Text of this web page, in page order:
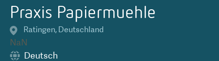
Praxis Papiermuehle
Ratingen, Deutschland
NaN
Deutsch